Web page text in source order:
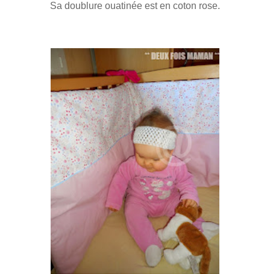
Sa doublure ouatinée est en coton rose.